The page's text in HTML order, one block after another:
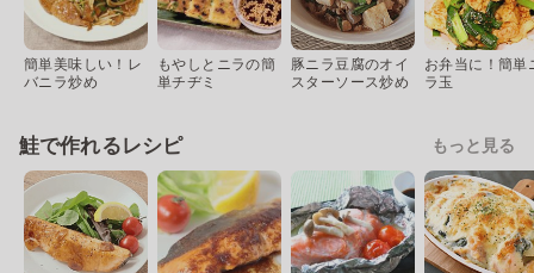
簡単美味しい！レ
バニラ炒め
もやしとニラの簡
単チヂミ
豚ニラ豆腐のオイ
スターソース炒め
お弁当に！簡単
ラ玉
鮭で作れるレシピ もっと見る